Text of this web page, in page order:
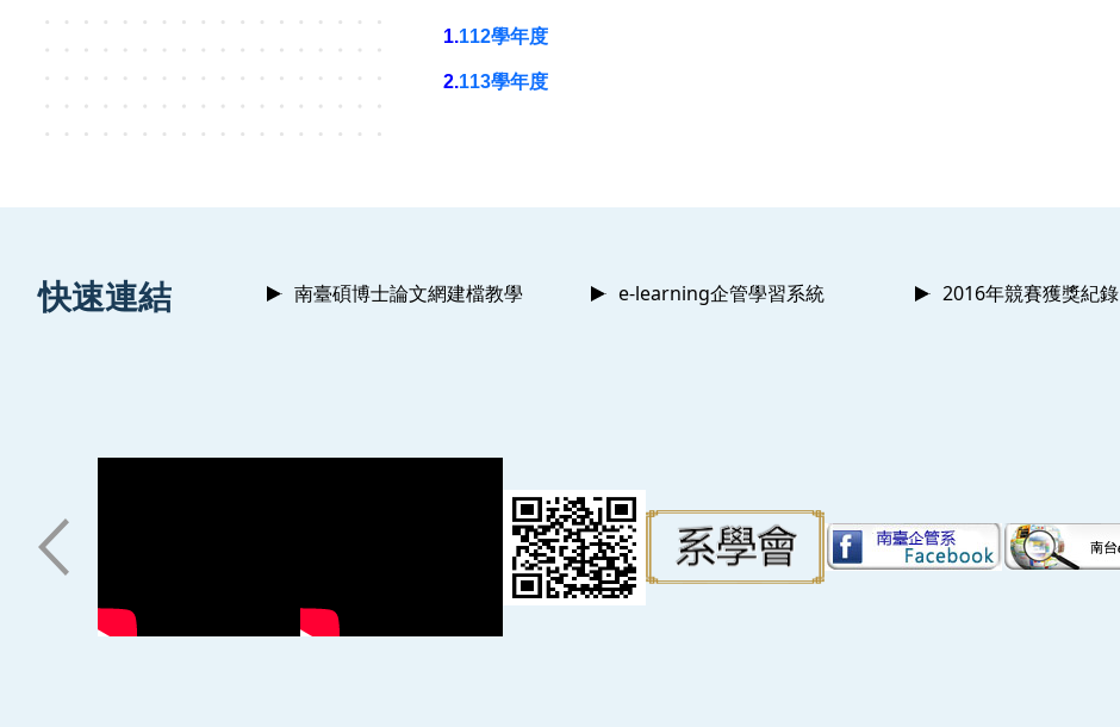
1.112學年度
2.113學年度
快速連結 南臺碩博士論文網建檔教學 e-learning企管學習系統 2016年競賽獲獎紀錄